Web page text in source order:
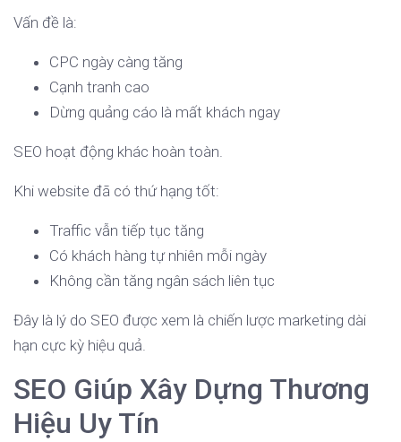
Vấn đề là:
CPC ngày càng tăng
Cạnh tranh cao
Dừng quảng cáo là mất khách ngay
SEO hoạt động khác hoàn toàn.
Khi website đã có thứ hạng tốt:
Traffic vẫn tiếp tục tăng
Có khách hàng tự nhiên mỗi ngày
Không cần tăng ngân sách liên tục
Đây là lý do SEO được xem là chiến lược marketing dài
hạn cực kỳ hiệu quả.
SEO Giúp Xây Dựng Thương
Hiệu Uy Tín